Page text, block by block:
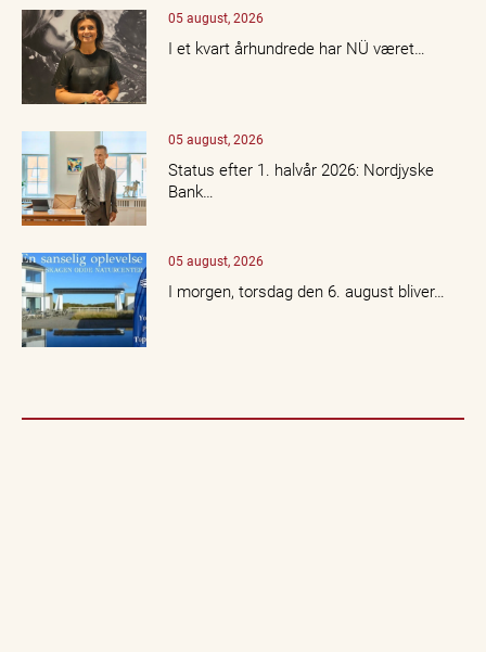
05 august, 2026
I et kvart århundrede har NÜ været…
05 august, 2026
Status efter 1. halvår 2026: Nordjyske
Bank…
05 august, 2026
I morgen, torsdag den 6. august bliver…